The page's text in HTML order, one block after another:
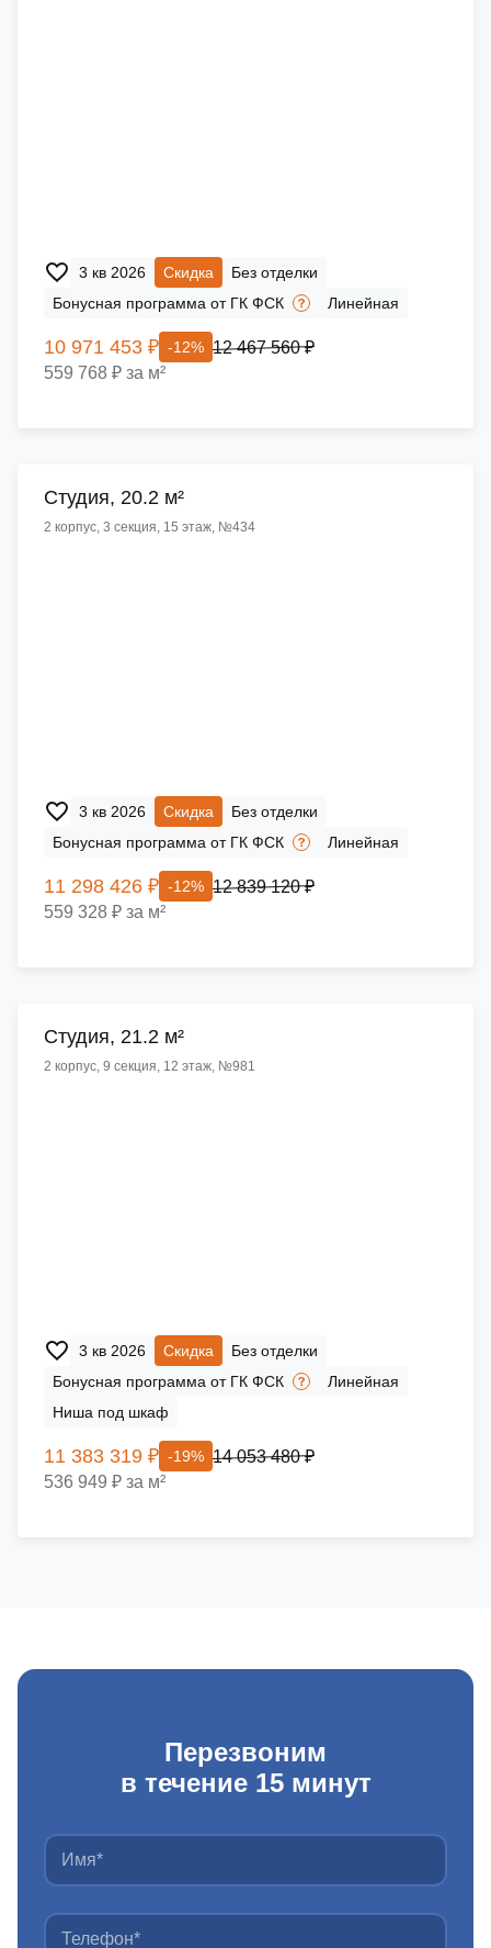
3 кв 2026 Скидка
Без отделки
Бонусная программа от ГК ФСК
Линейная
10 971 453 ₽ -12% 12 467 560 ₽
559 768 ₽ за м²
Cтудия, 20.2 м²
2 корпус, 3 секция, 15 этаж, №434
3 кв 2026 Скидка
Без отделки
Бонусная программа от ГК ФСК
Линейная
11 298 426 ₽ -12% 12 839 120 ₽
559 328 ₽ за м²
Cтудия, 21.2 м²
2 корпус, 9 секция, 12 этаж, №981
3 кв 2026 Скидка
Без отделки
Бонусная программа от ГК ФСК
Линейная
Ниша под шкаф
11 383 319 ₽ -19% 14 053 480 ₽
536 949 ₽ за м²
Перезвоним
в течение 15 минут